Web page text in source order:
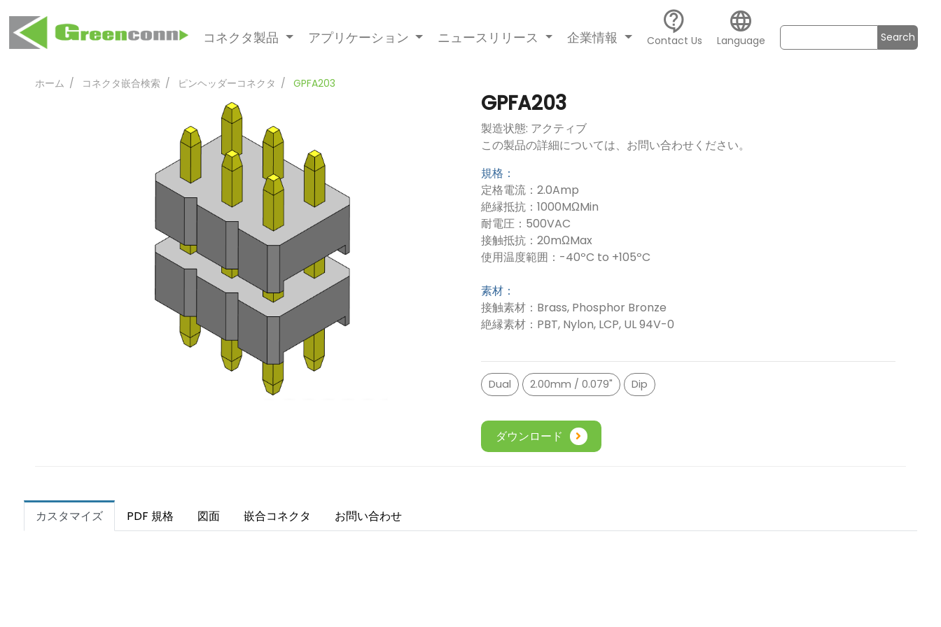
コネクタ製品 アプリケーション ニュースリリース 企業情報
contact_support
Contact Us
language
Language Search
ホーム コネクタ嵌合検索 ピンヘッダーコネクタ GPFA203
GPFA203
製造状態: アクティブ
この製品の詳細については、お問い合わせください。
規格：
定格電流：2.0Amp
絶縁抵抗：1000MΩMin
耐電圧：500VAC
接触抵抗：20mΩMax
使用温度範囲：-40ºC to +105ºC
素材：
接触素材：Brass, Phosphor Bronze
絶縁素材：PBT, Nylon, LCP, UL 94V-0
Dual 2.00mm / 0.079" Dip
ダウンロード
カスタマイズ PDF 規格 図面 嵌合コネクタ お問い合わせ